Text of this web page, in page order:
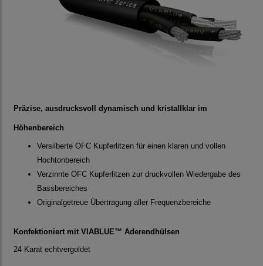
Präzise, ausdrucksvoll dynamisch und kristallklar im
Höhenbereich
Versilberte OFC Kupferlitzen für einen klaren und vollen
Hochtonbereich
Verzinnte OFC Kupferlitzen zur druckvollen Wiedergabe des
Bassbereiches
Originalgetreue Übertragung aller Frequenzbereiche
Konfektioniert mit VIABLUE™ Aderendhülsen
24 Karat echtvergoldet